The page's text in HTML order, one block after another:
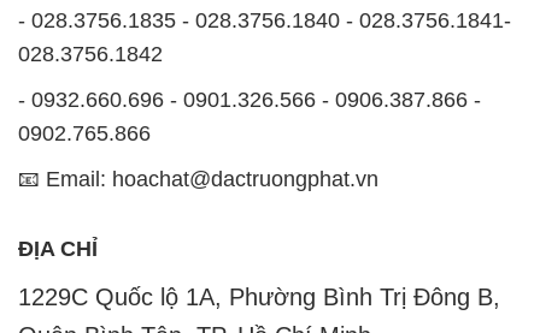
📧 Email: hoachat@dactruongphat.vn
ĐỊA CHỈ
1229C Quốc lộ 1A, Phường Bình Trị Đông B,
Quận Bình Tân, TP. Hồ Chí Minh
CÔNG TY XNK TM SX HÓA CHẤT ĐẮC TRƯỜNG